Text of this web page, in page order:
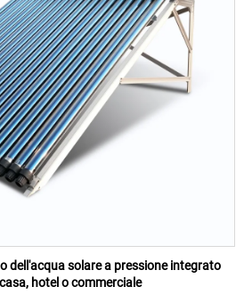
dell'acqua solare a pressione integrato
hotel o commerciale